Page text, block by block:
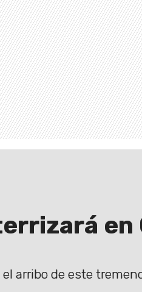
en
arribo de este